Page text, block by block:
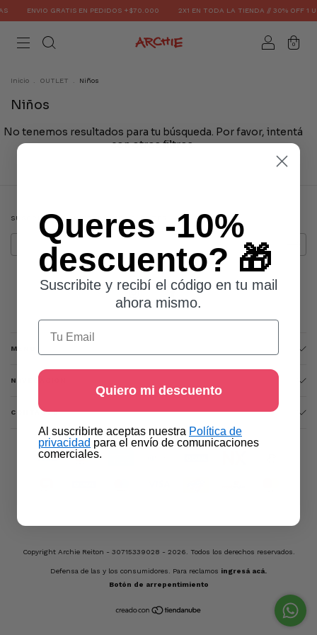
ENVIO GRATIS EN PEDIDOS +$70.000 2X1 EN TODA LA TIENDA // 30% OFF 1
0
Inicio OUTLET Niños
Niños
No tenemos resultados para tu búsqueda. Por favor, intentá
con otros filtros.
SUSCRIBITE A NUESTRO NEWSLETTER
MENÚ
NAVEGACIÓN
CONTACTO
Copyright Archie Reiton - 30715339028 - 2026. Todos los derechos reservados.
Defensa de las y los consumidores. Para reclamos ingresá acá.
Botón de arrepentimiento
Queres -10%
descuento? 🎁
Suscribite y recibí el código en tu mail
ahora mismo.
Email
Quiero mi descuento
​Al suscribirte aceptas nuestra Política de
privacidad​ para el envío de comunicaciones
comerciales.